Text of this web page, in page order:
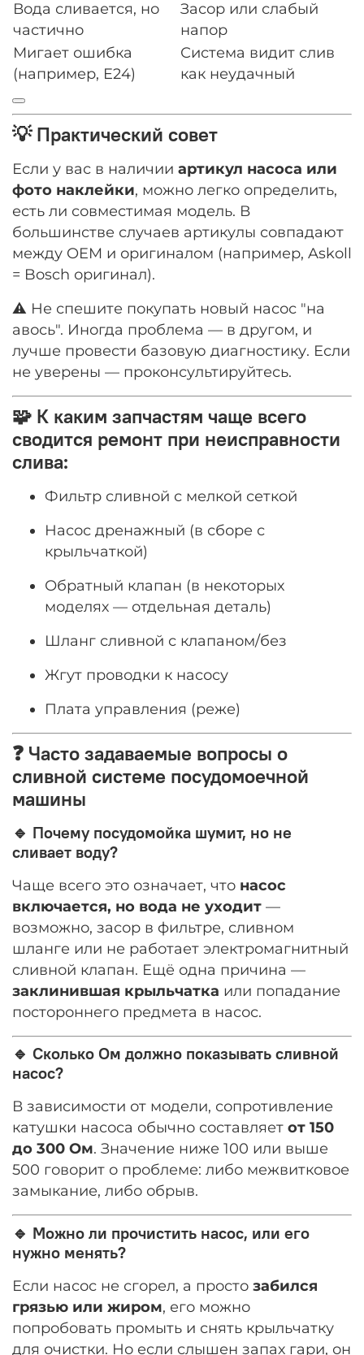
Вода сливается, но
частично
Засор или слабый
напор
Мигает ошибка
(например, E24)
Система видит слив
как неудачный
💡 Практический совет
Если у вас в наличии артикул насоса или
фото наклейки, можно легко определить,
есть ли совместимая модель. В
большинстве случаев артикулы совпадают
между OEM и оригиналом (например, Askoll
= Bosch оригинал).
⚠️ Не спешите покупать новый насос "на
авось". Иногда проблема — в другом, и
лучше провести базовую диагностику. Если
не уверены — проконсультируйтесь.
🧩 К каким запчастям чаще всего
сводится ремонт при неисправности
слива:
Фильтр сливной с мелкой сеткой
Насос дренажный (в сборе с
крыльчаткой)
Обратный клапан (в некоторых
моделях — отдельная деталь)
Шланг сливной с клапаном/без
Жгут проводки к насосу
Плата управления (реже)
❓ Часто задаваемые вопросы о
сливной системе посудомоечной
машины
🔹 Почему посудомойка шумит, но не
сливает воду?
Чаще всего это означает, что насос
включается, но вода не уходит —
возможно, засор в фильтре, сливном
шланге или не работает электромагнитный
сливной клапан. Ещё одна причина —
заклинившая крыльчатка или попадание
постороннего предмета в насос.
🔹 Сколько Ом должно показывать сливной
насос?
В зависимости от модели, сопротивление
катушки насоса обычно составляет от 150
до 300 Ом. Значение ниже 100 или выше
500 говорит о проблеме: либо межвитковое
замыкание, либо обрыв.
🔹 Можно ли прочистить насос, или его
нужно менять?
Если насос не сгорел, а просто забился
грязью или жиром, его можно
попробовать промыть и снять крыльчатку
для очистки. Но если слышен запах гари, он